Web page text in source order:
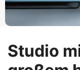
Studio